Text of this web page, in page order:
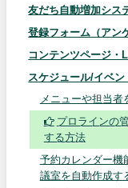
友だち自動増加シス
登録フォーム（アン
コンテンツページ・
スケジュール/イベン
メニューや担当
プロラインの
する方法
予約カレンダー機
議室を自動作成す